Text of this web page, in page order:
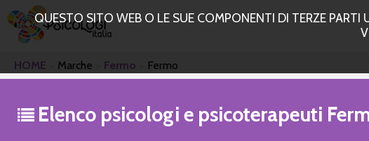
QUESTO SITO WEB O LE SUE COMPONENTI DI TERZE PARTI
HOME Marche Fermo Fermo
Elenco psicologi e psicoterapeuti